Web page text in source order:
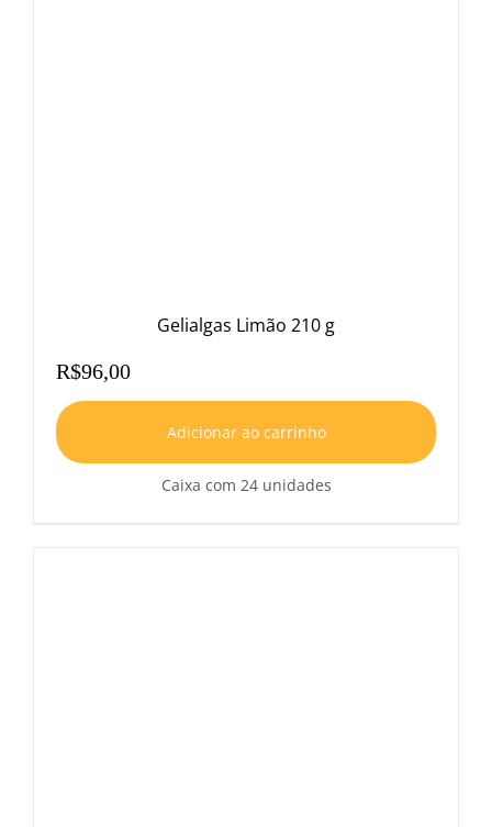
Gelialgas Limão 210 g
Caixa com 24 unidades
R$96,00
Adicionar ao carrinho